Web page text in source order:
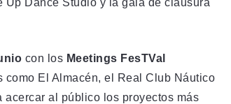
Up Dance Studio y la gala de clausura
con los Meetings FesTVal
como El Almacén, el Real Club Náutico
acercar al público los proyectos más